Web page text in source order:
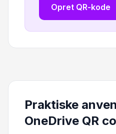
Opret QR-kode
Praktiske
OneDrive QR